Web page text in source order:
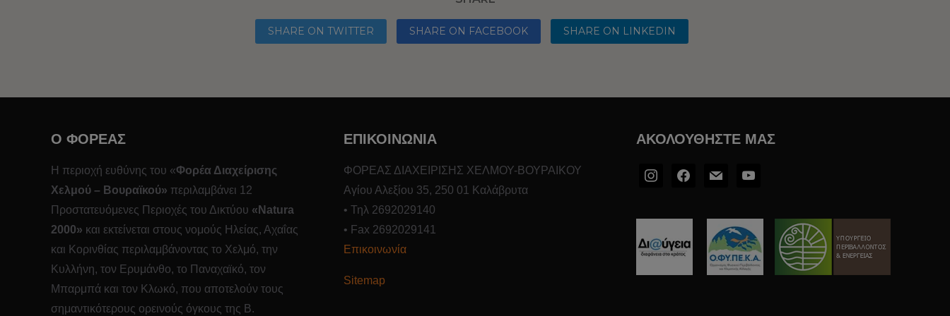
SHARE ON TWITTER SHARE ON FACEBOOK SHARE ON LINKEDIN
O ΦΟΡΕΑΣ
Η περιοχή ευθύνης του «Φορέα Διαχείρισης
Χελμού – Βουραϊκού» περιλαμβάνει 12
Προστατευόμενες Περιοχές του Δικτύου « Natura
2000» και εκτείνεται στους νομούς Ηλείας, Αχαΐας
και Κορινθίας περιλαμβάνοντας το Χελμό, την
Κυλλήνη, τον Ερυμάνθο, το Παναχαϊκό, τον
Μπαρμπά και τον Κλωκό, που αποτελούν τους
σημαντικότερους ορεινούς όγκους της Β.
ΕΠΙΚΟΙΝΩΝΙΑ
ΦΟΡΕΑΣ ΔΙΑΧΕΙΡΙΣΗΣ ΧΕΛΜΟΥ-ΒΟΥΡΑΙΚΟΥ
Αγίου Αλεξίου 35, 250 01 Καλάβρυτα
• Τηλ 2692029140
• Fax 2692029141
Επικοινωνία
Sitemap
ΑΚΟΛΟΥΘΉΣΤΕ ΜΑΣ
instagramfacebook2
mail youtube